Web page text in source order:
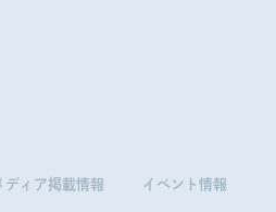
ディア掲載情報 イベント情報